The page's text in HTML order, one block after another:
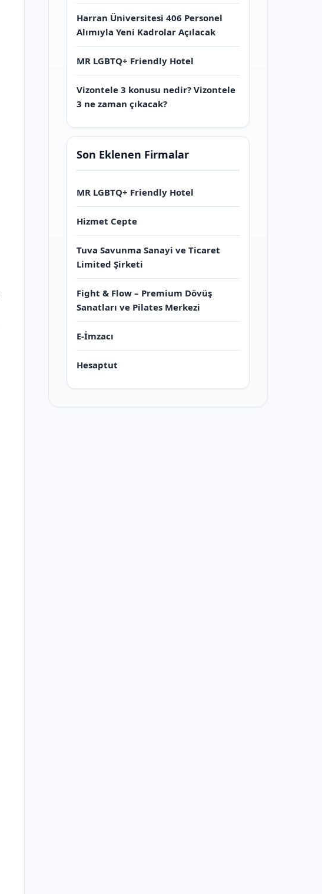
Harran Üniversitesi 406 Personel
Alımıyla Yeni Kadrolar Açılacak
MR LGBTQ+ Friendly Hotel
Vizontele 3 konusu nedir? Vizontele
3 ne zaman çıkacak?
Son Eklenen Firmalar
MR LGBTQ+ Friendly Hotel
Hizmet Cepte
Tuva Savunma Sanayi ve Ticaret
Limited Şirketi
Fight & Flow – Premium Dövüş
Sanatları ve Pilates Merkezi
E-İmzacı
Hesaptut